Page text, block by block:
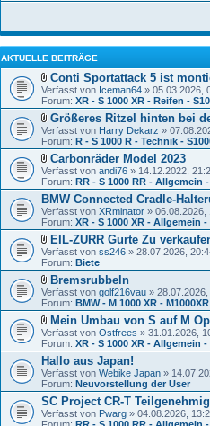
AKTUELLE BEITRÄGE
Conti Sportattack 5 ist
Verfasst von Iceman64 » 05.03.2026,
Forum: XR - S 1000 XR - Reifen -
Größeres Ritzel hinten bei
Verfasst von Harry Dekarz »
Forum: R - S 1000 R - Technik -
Carbonräder Model 2023
Verfasst von andi76 » 14.12.2022,
Forum: RR - S 1000 RR - Allgemein
BMW Connected Cradle-
Verfasst von XRminator » 06.08.2026,
Forum: XR - S 1000 XR - Allgemein -
EIL-ZURR Gurte Zu
Verfasst von ss246 » 28.07.2026,
Forum: Biete
Bremsrubbeln
Verfasst von golf216vau »
Forum: BMW - M 1000 XR - M1000XR
Mein Umbau von S auf M
Verfasst von Ostfrees » 31.01.2026,
Forum: XR - S 1000 XR - Allgemein
Hallo aus Japan!
Verfasst von Webike Japan »
Forum: Neuvorstellung der User
SC Project CR-T
Verfasst von Pwarg » 04.08.2026,
Forum: RR - S 1000 RR - Allgemein